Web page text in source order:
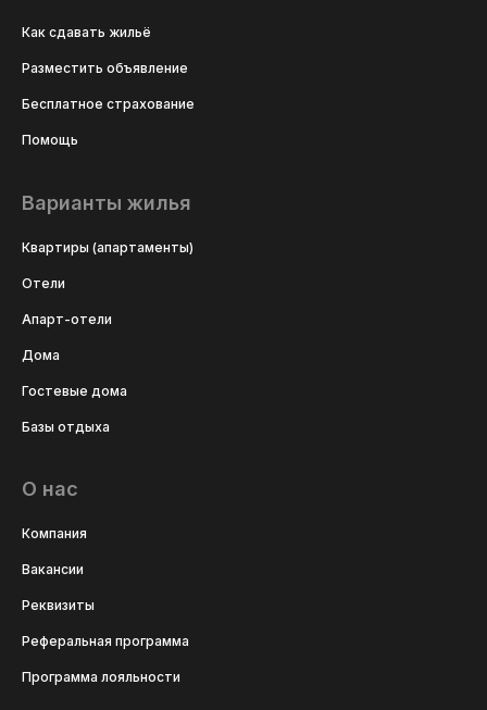
Как сдавать жильё
Разместить объявление
Бесплатное страхование
Помощь
Варианты жилья
Квартиры (апартаменты)
Отели
Апарт-отели
Дома
Гостевые дома
Базы отдыха
О нас
Компания
Вакансии
Реквизиты
Реферальная программа
Программа лояльности